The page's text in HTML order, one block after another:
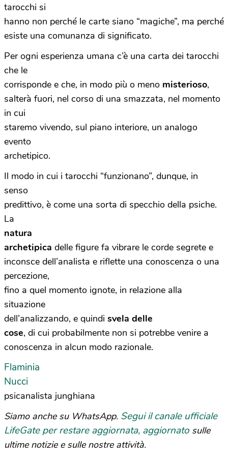
tarocchi si
hanno non perché le carte siano “magiche”, ma perché
esiste una comunanza di significato.
Per ogni esperienza umana c’è una carta dei tarocchi
che le
corrisponde e che, in modo più o meno misterioso,
salterà fuori, nel corso di una smazzata, nel momento
in cui
staremo vivendo, sul piano interiore, un analogo
evento
archetipico.
Il modo in cui i tarocchi “funzionano”, dunque, in
senso
predittivo, è come una sorta di specchio della psiche.
La
natura
archetipica delle figure fa vibrare le corde segrete e
inconsce dell’analista e riflette una conoscenza o una
percezione,
fino a quel momento ignote, in relazione alla
situazione
dell’analizzando, e quindi svela delle
cose, di cui probabilmente non si potrebbe venire a
conoscenza in alcun modo razionale.
Flaminia
Nucci
psicanalista junghiana
Siamo anche su WhatsApp. Segui il canale ufficiale
LifeGate per restare aggiornata, aggiornato sulle
ultime notizie e sulle nostre attività.